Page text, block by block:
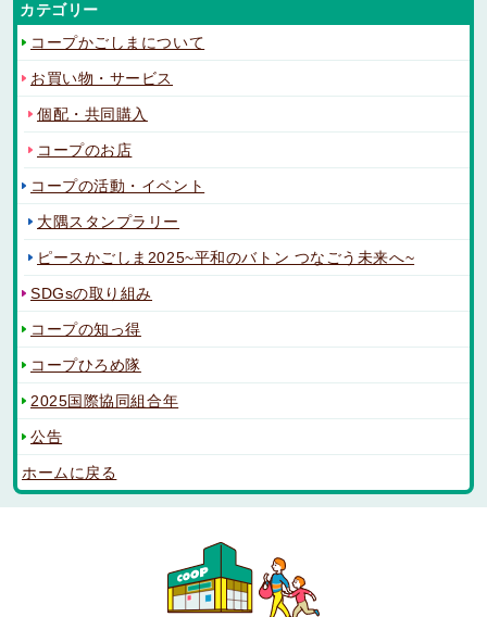
カテゴリー
コープかごしまについて
お買い物・サービス
個配・共同購入
コープのお店
コープの活動・イベント
大隅スタンプラリー
ピースかごしま2025~平和のバトン つなごう未来へ~
SDGsの取り組み
コープの知っ得
コープひろめ隊
2025国際協同組合年
公告
ホームに戻る